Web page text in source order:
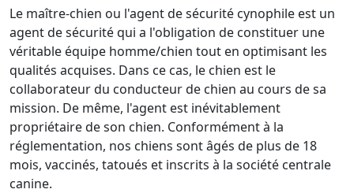
Le maître-chien ou l'agent de sécurité cynophile est un
agent de sécurité qui a l'obligation de constituer une
véritable équipe homme/chien tout en optimisant les
qualités acquises. Dans ce cas, le chien est le
collaborateur du conducteur de chien au cours de sa
mission. De même, l'agent est inévitablement
propriétaire de son chien. Conformément à la
réglementation, nos chiens sont âgés de plus de 18
mois, vaccinés, tatoués et inscrits à la société centrale
canine.